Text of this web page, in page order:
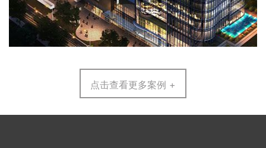
点击查看更多案例 +